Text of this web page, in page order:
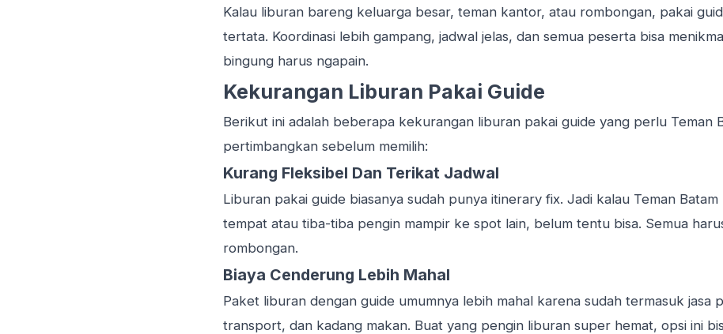
Kalau liburan bareng keluarga besar, teman kantor, atau rombongan, pakai
tertata. Koordinasi lebih gampang, jadwal jelas, dan semua peserta bisa
bingung harus ngapain.
Kekurangan Liburan Pakai Guide
Berikut ini adalah beberapa kekurangan liburan pakai guide yang perlu Teman
pertimbangkan sebelum memilih:
Kurang Fleksibel Dan Terikat Jadwal
Liburan pakai guide biasanya sudah punya itinerary fix. Jadi kalau Teman
tempat atau tiba-tiba pengin mampir ke spot lain, belum tentu bisa. Semua
rombongan.
Biaya Cenderung Lebih Mahal
Paket liburan dengan guide umumnya lebih mahal karena sudah termasuk jasa
transport, dan kadang makan. Buat yang pengin liburan super hemat, opsi ini